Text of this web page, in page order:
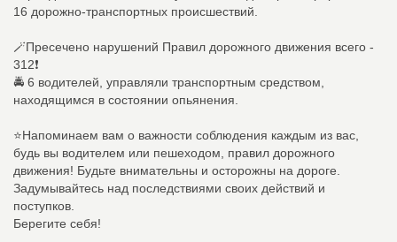
16 дорожно-транспортных происшествий.
🪄Пресечено нарушений Правил дорожного движения всего -
312❗️
🚔 6 водителей, управляли транспортным средством,
находящимся в состоянии опьянения.
⭐️Напоминаем вам о важности соблюдения каждым из вас,
будь вы водителем или пешеходом, правил дорожного
движения! Будьте внимательны и осторожны на дороге.
Задумывайтесь над последствиями своих действий и
поступков.
Берегите себя!